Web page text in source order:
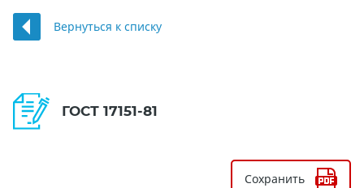
Вернуться к списку
ГОСТ 17151-81
Сохранить